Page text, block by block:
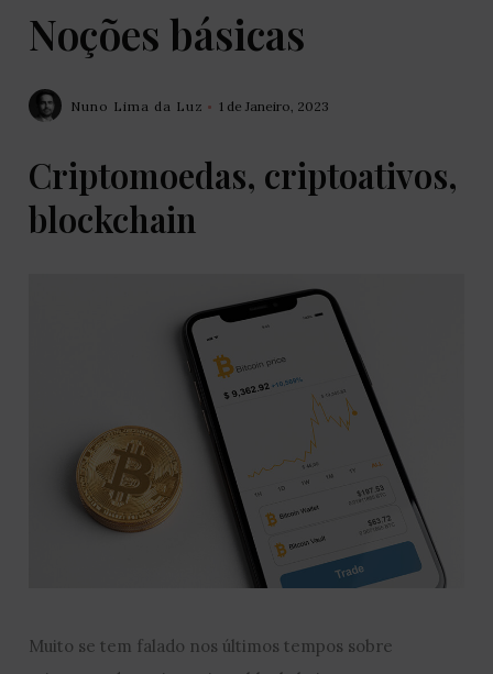
Noções básicas
Nuno Lima da Luz 1 de Janeiro, 2023
Criptomoedas, criptoativos,
blockchain
Muito se tem falado nos últimos tempos sobre